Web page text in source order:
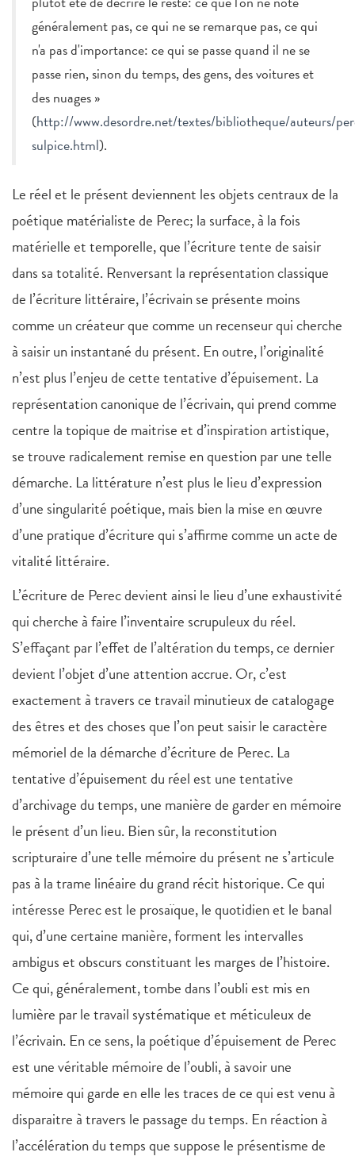
généralement pas, ce qui ne se remarque pas, ce qui
n'a pas d'importance: ce qui se passe quand il ne se
passe rien, sinon du temps, des gens, des voitures et
des nuages »
(http://www.desordre.net/textes/bibliotheque/auteurs/
sulpice.html).
Le réel et le présent deviennent les objets centraux de la
poétique matérialiste de Perec; la surface, à la fois
matérielle et temporelle, que l’écriture tente de saisir
dans sa totalité. Renversant la représentation classique
de l’écriture littéraire, l’écrivain se présente moins
comme un créateur que comme un recenseur qui cherche
à saisir un instantané du présent. En outre, l’originalité
n’est plus l’enjeu de cette tentative d’épuisement. La
représentation canonique de l’écrivain, qui prend comme
centre la topique de maitrise et d’inspiration artistique,
se trouve radicalement remise en question par une telle
démarche. La littérature n’est plus le lieu d’expression
d’une singularité poétique, mais bien la mise en œuvre
d’une pratique d’écriture qui s’affirme comme un acte de
vitalité littéraire.
L’écriture de Perec devient ainsi le lieu d’une exhaustivité
qui cherche à faire l’inventaire scrupuleux du réel.
S’effaçant par l’effet de l’altération du temps, ce dernier
devient l’objet d’une attention accrue. Or, c’est
exactement à travers ce travail minutieux de catalogage
des êtres et des choses que l’on peut saisir le caractère
mémoriel de la démarche d’écriture de Perec. La
tentative d’épuisement du réel est une tentative
d’archivage du temps, une manière de garder en mémoire
le présent d’un lieu. Bien sûr, la reconstitution
scripturaire d’une telle mémoire du présent ne s’articule
pas à la trame linéaire du grand récit historique. Ce qui
intéresse Perec est le prosaïque, le quotidien et le banal
qui, d’une certaine manière, forment les intervalles
ambigus et obscurs constituant les marges de l’histoire.
Ce qui, généralement, tombe dans l’oubli est mis en
lumière par le travail systématique et méticuleux de
l’écrivain. En ce sens, la poétique d’épuisement de Perec
est une véritable mémoire de l’oubli, à savoir une
mémoire qui garde en elle les traces de ce qui est venu à
disparaitre à travers le passage du temps. En réaction à
l’accélération du temps que suppose le présentisme de